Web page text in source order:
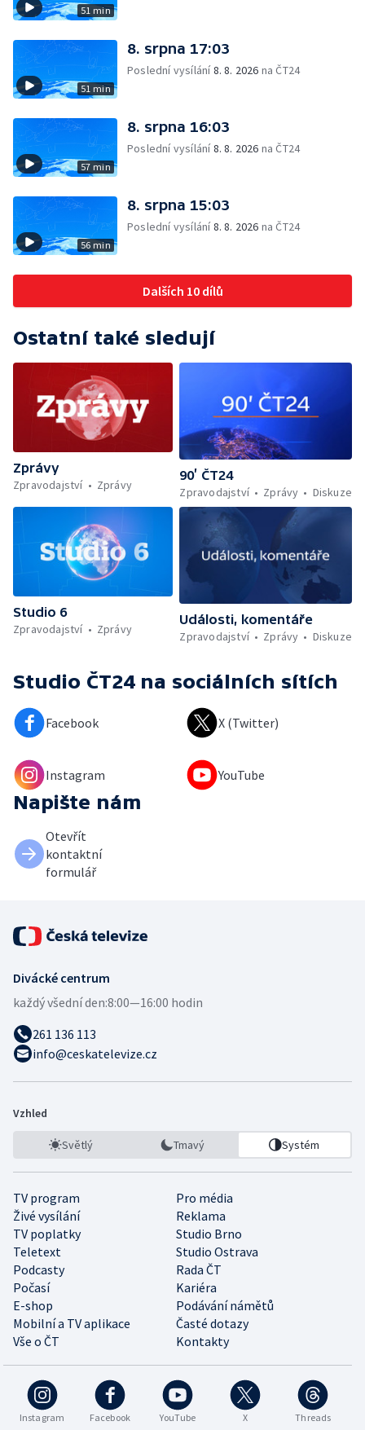
51 min
51 min
8. srpna 17:03
Poslední vysílání8. 8. 2026 na ČT24
57 min
8. srpna 16:03
Poslední vysílání8. 8. 2026 na ČT24
56 min
8. srpna 15:03
Poslední vysílání8. 8. 2026 na ČT24
Dalších 10 dílů
Ostatní také sledují
Zprávy
Zpravodajství
Zprávy
90’ ČT24
Zpravodajství
Zprávy Diskuze
Studio 6
Zpravodajství
Zprávy
Události, komentáře
Zpravodajství
Zprávy Diskuze
Studio ČT24 na sociálních sítích
Facebook X (Twitter)
Instagram YouTube
Napište nám
Otevřít
kontaktní
formulář
Divácké centrum
každý všední den:8:00—16:00 hodin
261 136 113
info@ceskatelevize.cz
Vzhled
Světlý Tmavý Systém
TV program
Pro média
Živé vysílání
Reklama
TV poplatky
Studio Brno
Teletext
Studio Ostrava
Podcasty
Rada ČT
Počasí
Kariéra
E-shop
Podávání námětů
Mobilní a TV aplikace
Časté dotazy
Vše o ČT
Kontakty
Instagram Facebook YouTube X Threads